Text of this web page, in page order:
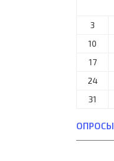
3
10
17
24
31
ОПРОСЫ